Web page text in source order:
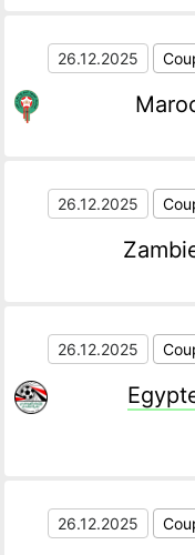
26.12.2025
26.12.2025
26.12.2025
26.12.2025